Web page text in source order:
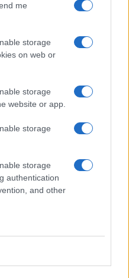
me
storage
on web or
storage
website or app.
storage
storage
authentication
and other
ya
la adolescencia de…